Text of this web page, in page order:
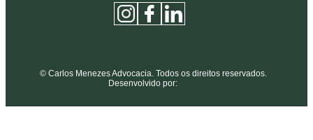
© Carlos Menezes Advocacia. Todos os direitos reservados.
Desenvolvido por: